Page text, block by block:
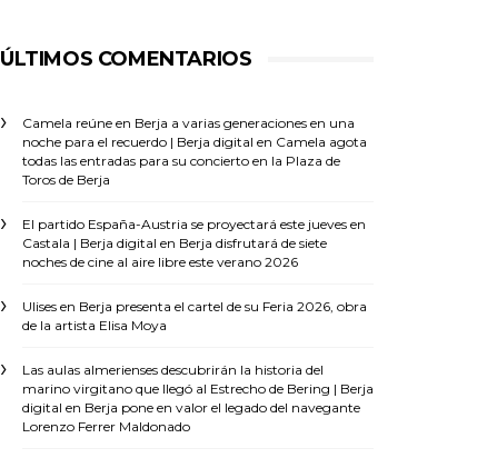
ÚLTIMOS COMENTARIOS
Camela reúne en Berja a varias generaciones en una
noche para el recuerdo | Berja digital en Camela agota
todas las entradas para su concierto en la Plaza de
Toros de Berja
El partido España-Austria se proyectará este jueves en
Castala | Berja digital en Berja disfrutará de siete
noches de cine al aire libre este verano 2026
Ulises en Berja presenta el cartel de su Feria 2026, obra
de la artista Elisa Moya
Las aulas almerienses descubrirán la historia del
marino virgitano que llegó al Estrecho de Bering | Berja
digital en Berja pone en valor el legado del navegante
Lorenzo Ferrer Maldonado